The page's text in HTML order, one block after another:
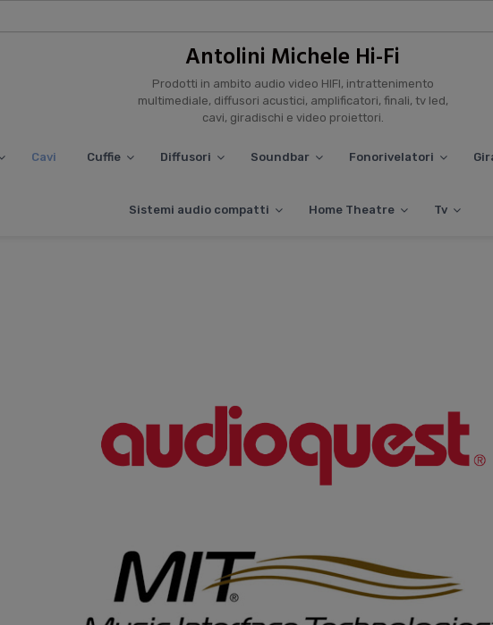
Antolini Michele Hi-Fi
Prodotti in ambito audio video HIFI, intrattenimento
multimediale, diffusori acustici, amplificatori, finali, tv led,
cavi, giradischi e video proiettori.
Cavi Cuffie Diffusori Soundbar Fonorivelatori
Sistemi audio compatti Home Theatre Tv